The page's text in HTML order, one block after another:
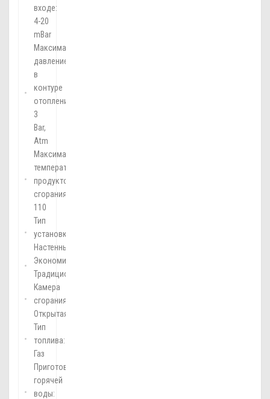
входе:
4-20
mBar
Максимальное
давление
в
контуре
отопления:
3
Bar,
Atm
Максимальная
температура
продуктов
сгорания:
110
Тип
установки:
Настенный
Экономичность:
Традиционный
Камера
сгорания:
Открытая
Тип
топлива:
Газ
Приготовление
горячей
воды: